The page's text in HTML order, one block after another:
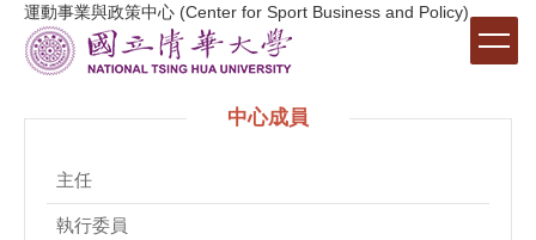
跳
到
主
內
運動事業與政策中心 (Center for Sport Business and Policy)
中心成員
主任
執行委員